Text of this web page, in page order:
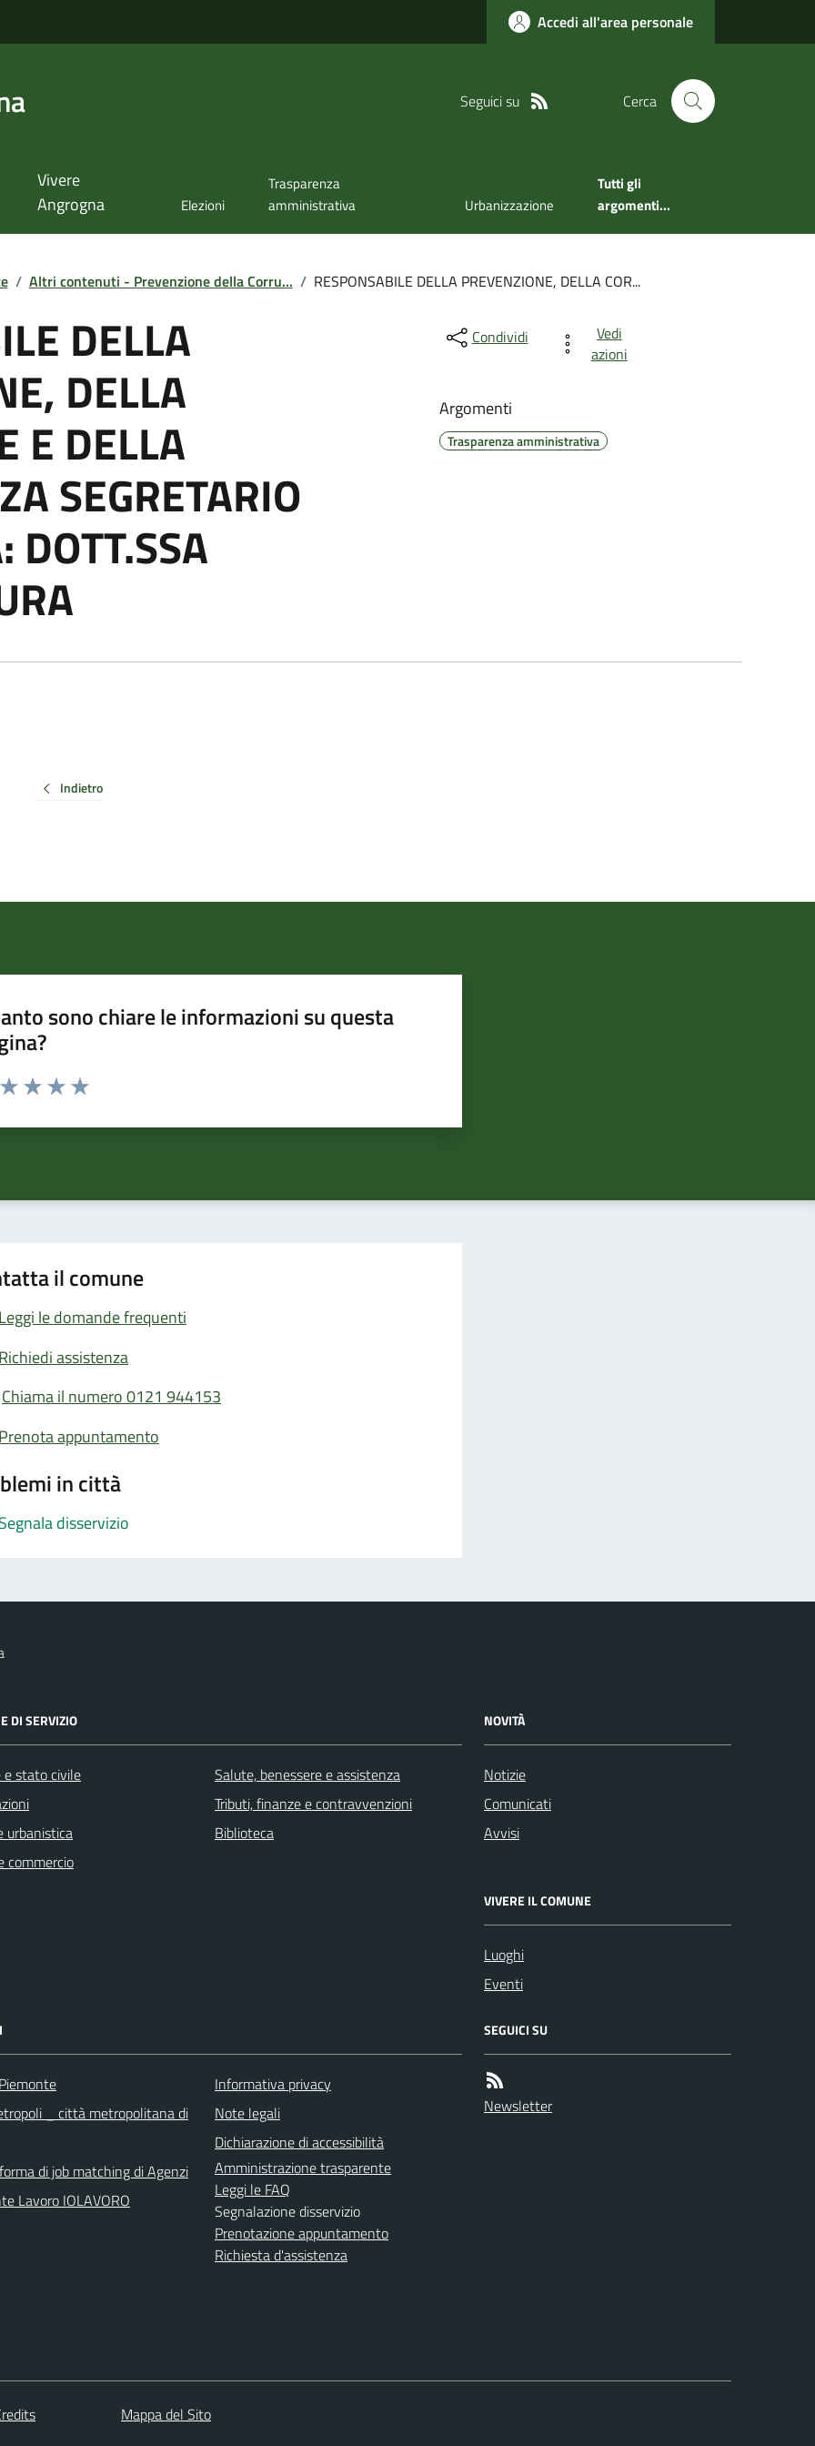
Accedi all'area personale
Seguici su Cerca
Vivere
Angrogna
Elezioni
Trasparenza
amministrativa
Urbanizzazione
Tutti gli
argomenti...
/ Altri contenuti - Prevenzione della Corru... / RESPONSABILE DELLA PREVENZIONE, DELLA COR...
DELLA
DELLA
E DELLA
SEGRETARIO
DOTT.SSA
Condividi
Vedi
azioni
Argomenti
Trasparenza amministrativa
Indietro
sono chiare le informazioni su questa
da 1 a 5 stelle la pagina
il comune
Leggi le domande frequenti
Richiedi assistenza
Chiama il numero 0121 944153
Prenota appuntamento
in città
Segnala disservizio
DI SERVIZIO
e stato civile
urbanistica
commercio
Salute, benessere e assistenza
Tributi, finanze e contravvenzioni
Biblioteca
NOVITÀ
Notizie
Comunicati
Avvisi
VIVERE IL COMUNE
Luoghi
Eventi
_ città metropolitana di
di job matching di Agenzi
Lavoro IOLAVORO
Informativa privacy
Note legali
Dichiarazione di accessibilità
Amministrazione trasparente
Leggi le FAQ
Segnalazione disservizio
Prenotazione appuntamento
Richiesta d'assistenza
SEGUICI SU
Newsletter
Mappa del Sito